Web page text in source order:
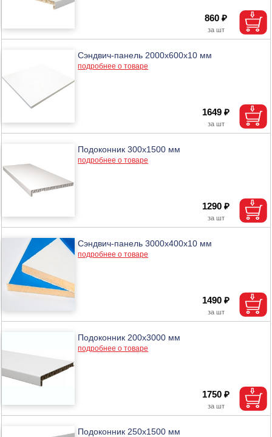
860 ₽
Сэндвич-панель 2000х600х10 мм
подробнее о товаре
1649 ₽
Подоконник 300х1500 мм
подробнее о товаре
1290 ₽
Сэндвич-панель 3000x400x10 мм
подробнее о товаре
1490 ₽
Подоконник 200х3000 мм
подробнее о товаре
1750 ₽
Подоконник 250х1500 мм